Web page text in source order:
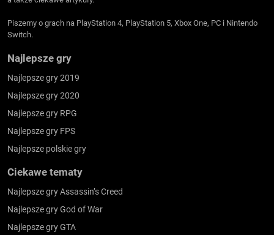
Piszemy o grach na PlayStation 4, PlayStation 5, Xbox One, PC i Nintendo
Switch.
Najlepsze gry
Najlepsze gry 2019
Najlepsze gry 2020
Najlepsze gry RPG
Najlepsze gry FPS
Najlepsze polskie gry
Ciekawe tematy
Najlepsze gry Assassin’s Creed
Najlepsze gry God of War
Najlepsze gry GTA